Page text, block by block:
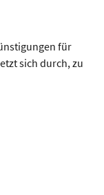
für
sich durch, zu